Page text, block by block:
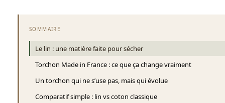
SOMMAIRE
Le lin : une matière faite pour sécher
Torchon Made in France : ce que ça change vraiment
Un torchon qui ne s’use pas, mais qui évolue
Comparatif simple : lin vs coton classique